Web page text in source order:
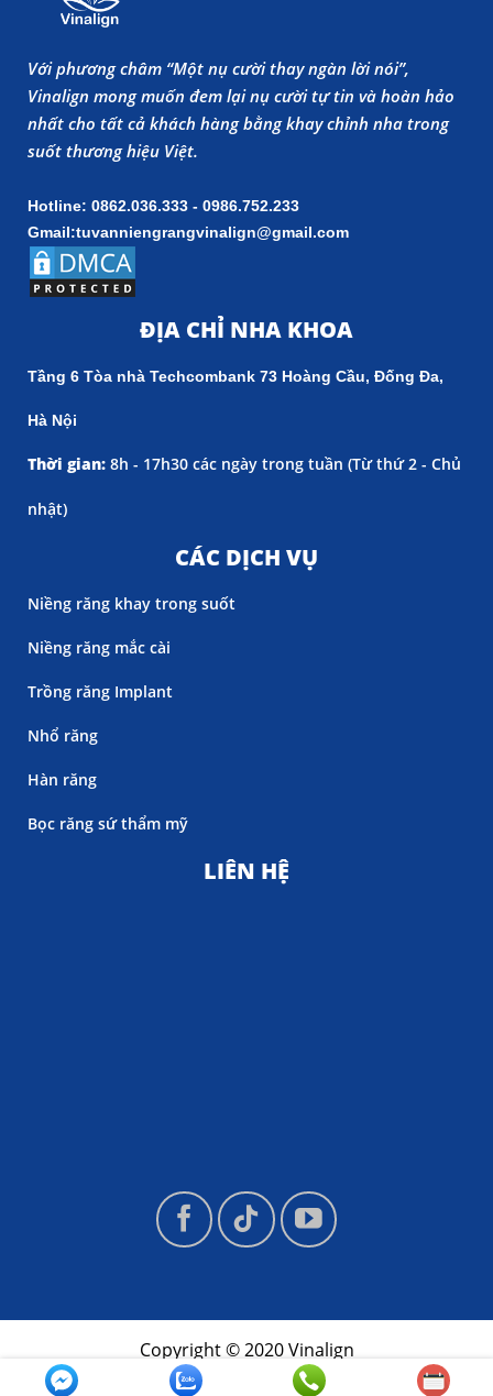
Với phương châm “Một nụ cười thay ngàn lời nói”,
Vinalign mong muốn đem lại nụ cười tự tin và hoàn hảo
nhất cho tất cả khách hàng bằng khay chỉnh nha trong
suốt thương hiệu Việt.
Hotline: 0862.036.333 - 0986.752.233
Gmail:tuvanniengrangvinalign@gmail.com
ĐỊA CHỈ NHA KHOA
Tầng 6 Tòa nhà Techcombank 73 Hoàng Cầu, Đống Đa,
Hà Nội
Thời gian: 8h - 17h30 các ngày trong tuần (Từ thứ 2 - Chủ
nhật)
CÁC DỊCH VỤ
Niềng răng khay trong suốt
Niềng răng mắc cài
Trồng răng Implant
Nhổ răng
Hàn răng
Bọc răng sứ thẩm mỹ
LIÊN HỆ
Copyright © 2020 Vinalign